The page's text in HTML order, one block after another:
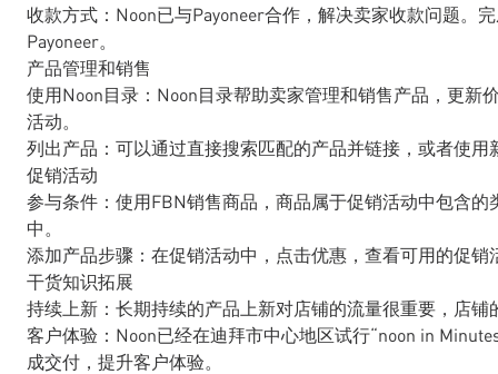
收款方式：Noon已与Payoneer合作，解决卖家收款问题。
Payoneer。
产品管理和销售
使用Noon目录：Noon目录帮助卖家管理和销售产品，更
活动。
列出产品：可以通过直接搜索匹配的产品并链接，或者使
促销活动
参与条件：使用FBN销售商品，商品属于促销活动中包含
中。
添加产品步骤：在促销活动中，点击优惠，查看可用的促
干货知识拓展
持续上新：长期持续的产品上新对店铺的流量很重要，店铺
客户体验：Noon已经在迪拜市中心地区试行“noon in
成交付，提升客户体验。